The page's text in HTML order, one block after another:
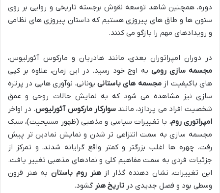
دوره، همچنین شاهد توسعه نقوش برجسته تاریخی و روایی بر روی
ستون ها و طاق های پیروزی هستیم که داستان پیروزی های نظامی
و رویدادهای مهم را بازگو می کنند.
در دوران امپراتوران بعدی، مانند هادریان و مارکوس آئورلیوس،
مجسمه سازی رومی به اوج خود رسید. در این زمان، علاوه بر کپی
های باکیفیت ازمجسمه های باستانی یونانی، نوآوری هایی در پرتره
سازی نیز مشاهده می شود که به نمایش حالات روحی و عمق
شخصیت افراد می پردازد، مانندسوارکار مارکوس آئورلیوس. در اواخر
امپراتوری روم، با تغییرات سیاسی و مذهبی (ظهور مسیحیت)، سبک
مجسمه سازی به سمت انتزاعی تر شدن و نمایش نمادین تر پیش
رفت. چهره ها اغلب بزرگتر و کمتر واقع گرایانه شدند، و تمرکز از
جزئیات فردی به سمت مفاهیم کلی و نمادهای مذهبی تغییر یافت.
این تغییرات، نشان دهنده گذار ازهنر روم باستانبه هنر قرون
وسطی بود و فصل جدیدی در تاریخ هنر گشود.